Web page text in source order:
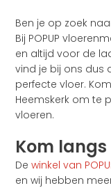
Ben je op zoek
Bij POPUP
en altijd voor de
vind je bij ons dus
perfecte vloer.
Heemskerk om te
vloeren.
Kom
Dewinkel van
en wij hebben